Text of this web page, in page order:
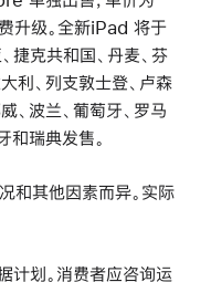
升级。全新iPad 将于
捷克共和国、丹麦、芬
利、列支敦士登、卢森
、波兰、葡萄牙、罗马
和瑞典发售。
和其他因素而异。实际
计划。消费者应咨询运